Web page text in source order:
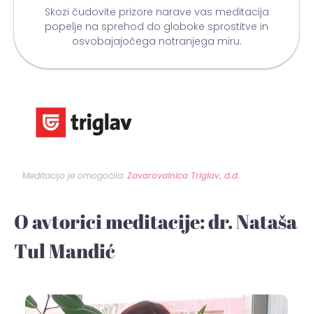
Skozi čudovite prizore narave vas meditacija
popelje na sprehod do globoke sprostitve in
osvobajajočega notranjega miru.
Meditacijo je omogočila: Zavarovalnica Triglav, d.d.
O avtorici meditacije: dr. Nataša
Tul Mandić